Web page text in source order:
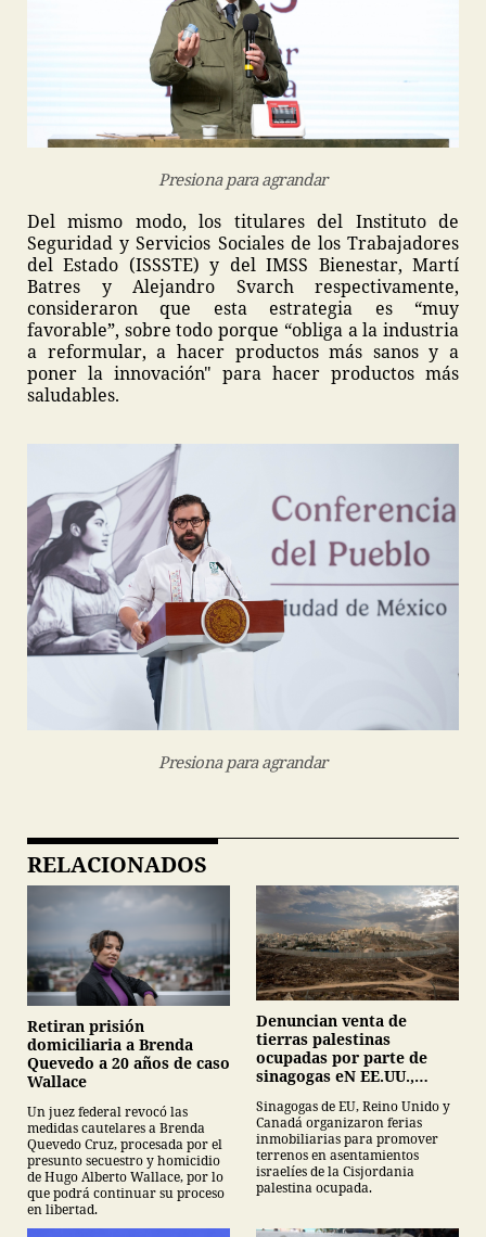
Presiona para agrandar
Del mismo modo, los titulares del Instituto de
Seguridad y Servicios Sociales de los Trabajadores
del Estado (ISSSTE) y del IMSS Bienestar, Martí
Batres y Alejandro Svarch respectivamente,
consideraron que esta estrategia es “muy
favorable”, sobre todo porque “obliga a la industria
a reformular, a hacer productos más sanos y a
poner la innovación" para hacer productos más
saludables.
Presiona para agrandar
RELACIONADOS
Retiran prisión
domiciliaria a Brenda
Quevedo a 20 años de caso
Wallace
Un juez federal revocó las
medidas cautelares a Brenda
Quevedo Cruz, procesada por el
presunto secuestro y homicidio
de Hugo Alberto Wallace, por lo
que podrá continuar su proceso
en libertad.
Denuncian venta de
tierras palestinas
ocupadas por parte de
sinagogas eN EE.UU.,
Sinagogas de EU, Reino Unido y
Canadá organizaron ferias
inmobiliarias para promover
terrenos en asentamientos
israelíes de la Cisjordania
palestina ocupada.